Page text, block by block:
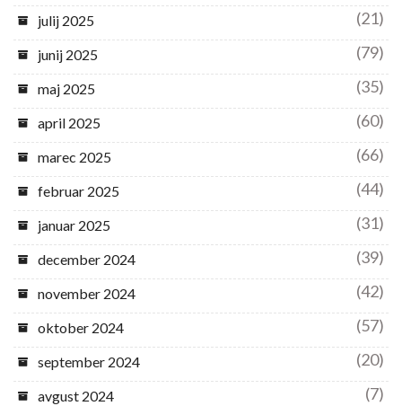
julij 2025 (21)
junij 2025 (79)
maj 2025 (35)
april 2025 (60)
marec 2025 (66)
februar 2025 (44)
januar 2025 (31)
december 2024 (39)
november 2024 (42)
oktober 2024 (57)
september 2024 (20)
avgust 2024 (7)